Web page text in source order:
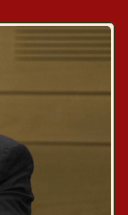
د
ا
ن
خ